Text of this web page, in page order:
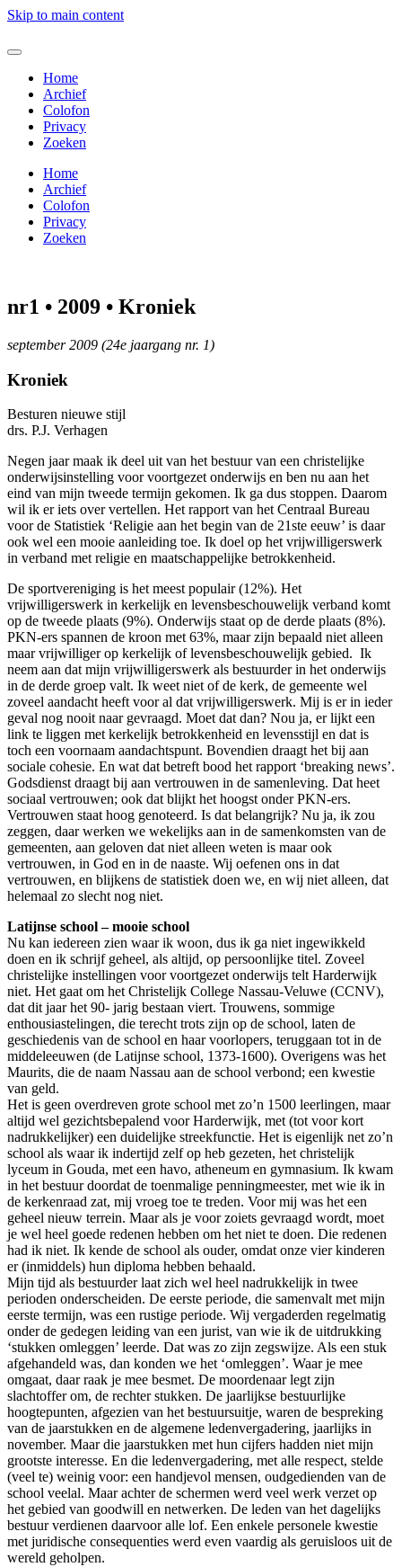
Skip to main content
Home
Archief
Colofon
Privacy
Zoeken
Home
Archief
Colofon
Privacy
Zoeken
nr1 • 2009 • Kroniek
september 2009 (24e jaargang nr. 1)
Kroniek
Besturen nieuwe stijl
drs. P.J. Verhagen
Negen jaar maak ik deel uit van het bestuur van een christelijke
onderwijsinstelling voor voortgezet onderwijs en ben nu aan het
eind van mijn tweede termijn gekomen. Ik ga dus stoppen. Daarom
wil ik er iets over vertellen. Het rapport van het Centraal Bureau
voor de Statistiek ‘Religie aan het begin van de 21ste eeuw’ is daar
ook wel een mooie aanleiding toe. Ik doel op het vrijwilligerswerk
in verband met religie en maatschappelijke betrokkenheid.
De sportvereniging is het meest populair (12%). Het
vrijwilligerswerk in kerkelijk en levensbeschouwelijk verband komt
op de tweede plaats (9%). Onderwijs staat op de derde plaats (8%).
PKN-ers spannen de kroon met 63%, maar zijn bepaald niet alleen
maar vrijwilliger op kerkelijk of levensbeschouwelijk gebied. Ik
neem aan dat mijn vrijwilligerswerk als bestuurder in het onderwijs
in de derde groep valt. Ik weet niet of de kerk, de gemeente wel
zoveel aandacht heeft voor al dat vrijwilligerswerk. Mij is er in ieder
geval nog nooit naar gevraagd. Moet dat dan? Nou ja, er lijkt een
link te liggen met kerkelijk betrokkenheid en levensstijl en dat is
toch een voornaam aandachtspunt. Bovendien draagt het bij aan
sociale cohesie. En wat dat betreft bood het rapport ‘breaking news’.
Godsdienst draagt bij aan vertrouwen in de samenleving. Dat heet
sociaal vertrouwen; ook dat blijkt het hoogst onder PKN-ers.
Vertrouwen staat hoog genoteerd. Is dat belangrijk? Nu ja, ik zou
zeggen, daar werken we wekelijks aan in de samenkomsten van de
gemeenten, aan geloven dat niet alleen weten is maar ook
vertrouwen, in God en in de naaste. Wij oefenen ons in dat
vertrouwen, en blijkens de statistiek doen we, en wij niet alleen, dat
helemaal zo slecht nog niet.
Latijnse school – mooie school
Nu kan iedereen zien waar ik woon, dus ik ga niet ingewikkeld
doen en ik schrijf geheel, als altijd, op persoonlijke titel. Zoveel
christelijke instellingen voor voortgezet onderwijs telt Harderwijk
niet. Het gaat om het Christelijk College Nassau-Veluwe (CCNV),
dat dit jaar het 90- jarig bestaan viert. Trouwens, sommige
enthousiastelingen, die terecht trots zijn op de school, laten de
geschiedenis van de school en haar voorlopers, teruggaan tot in de
middeleeuwen (de Latijnse school, 1373-1600). Overigens was het
Maurits, die de naam Nassau aan de school verbond; een kwestie
van geld.
Het is geen overdreven grote school met zo’n 1500 leerlingen, maar
altijd wel gezichtsbepalend voor Harderwijk, met (tot voor kort
nadrukkelijker) een duidelijke streekfunctie. Het is eigenlijk net zo’n
school als waar ik indertijd zelf op heb gezeten, het christelijk
lyceum in Gouda, met een havo, atheneum en gymnasium. Ik kwam
in het bestuur doordat de toenmalige penningmeester, met wie ik in
de kerkenraad zat, mij vroeg toe te treden. Voor mij was het een
geheel nieuw terrein. Maar als je voor zoiets gevraagd wordt, moet
je wel heel goede redenen hebben om het niet te doen. Die redenen
had ik niet. Ik kende de school als ouder, omdat onze vier kinderen
er (inmiddels) hun diploma hebben behaald.
Mijn tijd als bestuurder laat zich wel heel nadrukkelijk in twee
perioden onderscheiden. De eerste periode, die samenvalt met mijn
eerste termijn, was een rustige periode. Wij vergaderden regelmatig
onder de gedegen leiding van een jurist, van wie ik de uitdrukking
‘stukken omleggen’ leerde. Dat was zo zijn zegswijze. Als een stuk
afgehandeld was, dan konden we het ‘omleggen’. Waar je mee
omgaat, daar raak je mee besmet. De moordenaar legt zijn
slachtoffer om, de rechter stukken. De jaarlijkse bestuurlijke
hoogtepunten, afgezien van het bestuursuitje, waren de bespreking
van de jaarstukken en de algemene ledenvergadering, jaarlijks in
november. Maar die jaarstukken met hun cijfers hadden niet mijn
grootste interesse. En die ledenvergadering, met alle respect, stelde
(veel te) weinig voor: een handjevol mensen, oudgedienden van de
school veelal. Maar achter de schermen werd veel werk verzet op
het gebied van goodwill en netwerken. De leden van het dagelijks
bestuur verdienen daarvoor alle lof. Een enkele personele kwestie
met juridische consequenties werd even vaardig als geruisloos uit de
wereld geholpen.